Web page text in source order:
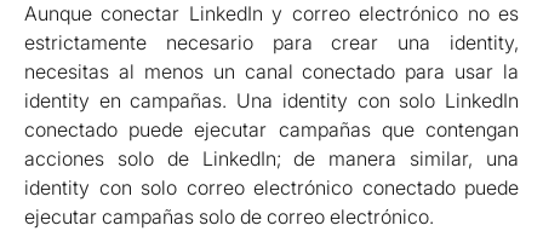
Aunque conectar LinkedIn y correo electrónico no es
estrictamente necesario para crear una identity,
necesitas al menos un canal conectado para usar la
identity en campañas. Una identity con solo LinkedIn
conectado puede ejecutar campañas que contengan
acciones solo de LinkedIn; de manera similar, una
identity con solo correo electrónico conectado puede
ejecutar campañas solo de correo electrónico.